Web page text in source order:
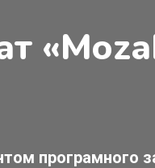
програмного